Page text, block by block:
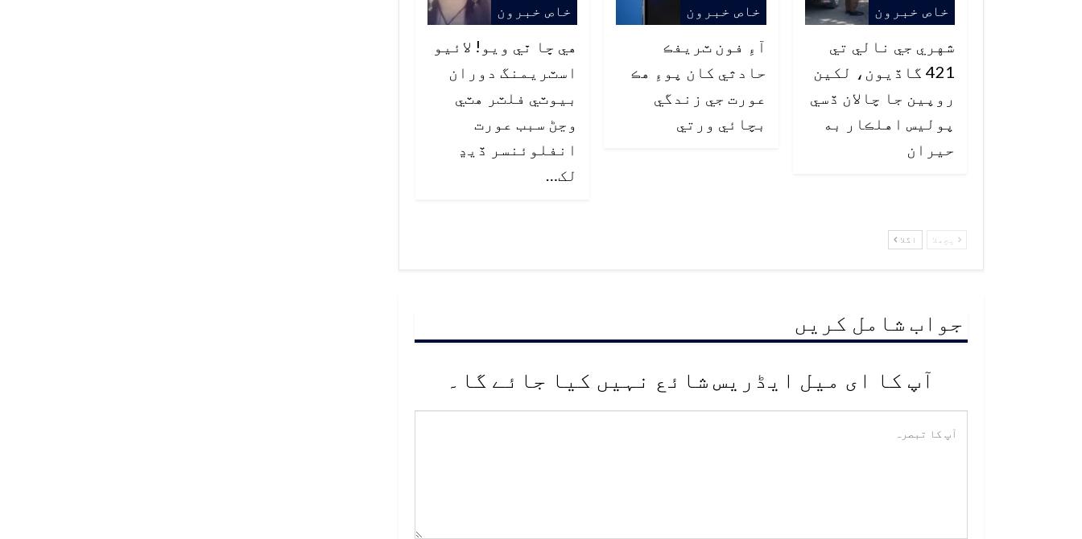
خاص خبرون
شهري جي نالي تي
421 گاڏيون، لکين
روپين جا چالان ڏسي
پوليس اهلڪار به
حيران
خاص خبرون
آءِ فون ٽريفڪ
حادثي کان پوءِ هڪ
عورت جي زندگي
بچائي ورتي
خاص خبرون
هي ڇا ٿي ويو! لائيو
اسٽريمنگ دوران
بيوٽي فلٽر هٽي
وڃڻ سبب عورت
انفلوئنسر ڏيڍ
لک…
پچھلا اگلا
جواب شامل کریں
آپ کا ای میل ایڈریس شائع نہیں کیا جائے گا۔